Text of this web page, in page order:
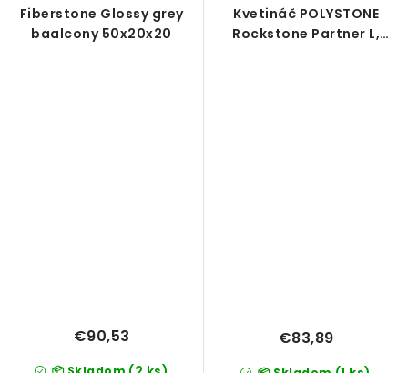
Fiberstone Glossy grey
baalcony 50x20x20
€90,53
Kvetináč POLYSTONE
Rockstone Partner L,
€83,89